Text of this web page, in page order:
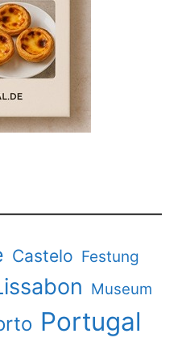
Castelo Festung
Museum
Portugal